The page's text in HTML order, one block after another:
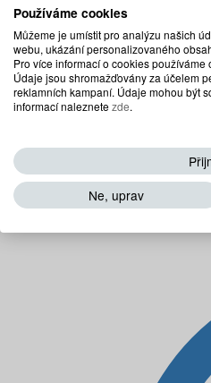
Používáme cookies
Můžeme je umístit pro analýzu našich
webu, ukázání personalizovaného
Pro více informací o cookies používáme
Údaje jsou shromažďovány za účelem
reklamních kampaní. Údaje mohou být
informací naleznetezde.
Ne, uprav